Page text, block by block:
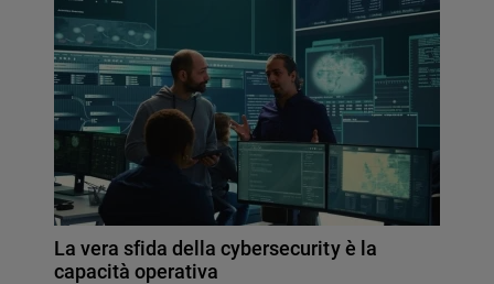
La vera sfida della cybersecurity è la
capacità operativa